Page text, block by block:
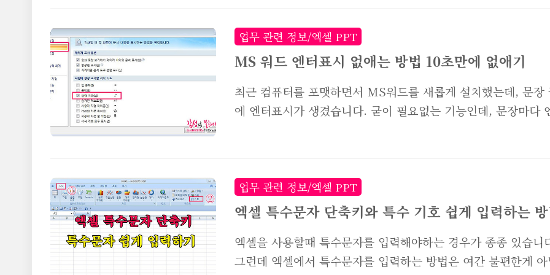
해보시죠. ①번의 경우 각 셀마다 글자에만 줄을 긋는 방법이고,
번의 경우에는 전체적으로 줄을 긋는 방법입니다. 그때그때 필요
상황에 맞게 사용하면 되니, 두가지 방법 모두 알아두면 좋겠죠?
럼 먼저 1번처럼 취소선 만드는 방법을 소개해드릴께요. 글자
에 줄긋고 싶은 셀을 모두 선택후 마우스 오른쪽 버튼을 클릭해
업무 관련 정보/엑셀 PPT
MS 워드 엔터표시 없애는 방법 10초만에 없애기
최근 컴퓨터를 포맷하면서 MS워드를 새롭게 설치했는데, 문장
에 엔터표시가 생겼습니다. 굳이 필요없는 기능인데, 문장마다
리려고합니다. 방법은 정말 간단합니다. 10초면 충분합니다. 위
진은 마이크로소프트 오피스 MS Word 2007버전 기준입니다.
른 버전도 방법은 동일하다고 보셔도 됩니다. 먼저 모니터 화면
왼쪽 상단의 Microsoft Office 아이콘을 눌러준 뒤 Word 옵션
선택해줍니다. 워드 옵션창이 뜨면, [표시]탭에서 "단락 기호"를
업무 관련 정보/엑셀 PPT
엑셀 특수문자 단축키와 특수 기호 쉽게 입력하는 방
엑셀을 사용할때 특수문자를 입력해야하는 경우가 종종 있습니
그런데 엑셀에서 특수문자를 입력하는 방법은 여간 불편한게 아